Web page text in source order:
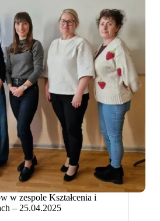
w zespole Kształcenia i
– 25.04.2025